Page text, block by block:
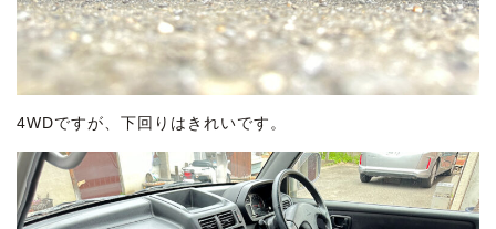
4WDですが、下回りはきれいです。